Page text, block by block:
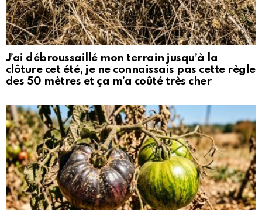
J’ai débroussaillé mon terrain jusqu’à la
clôture cet été, je ne connaissais pas cette règle
des 50 mètres et ça m’a coûté très cher